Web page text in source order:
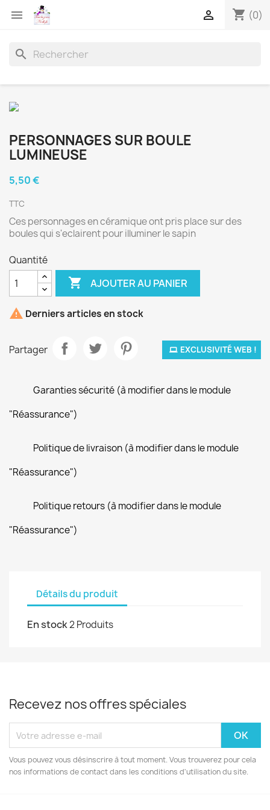
 shopping_cart (0)

search
EXCLUSIVITÉ WEB !
PERSONNAGES SUR BOULE
LUMINEUSE
5,50 €
TTC
Ces personnages en céramique ont pris place sur des
boules qui s'eclairent pour illuminer le sapin
Quantité
 AJOUTER AU PANIER
 Derniers articles en stock
Partager
Garanties sécurité (à modifier dans le module
"Réassurance")
Politique de livraison (à modifier dans le module
"Réassurance")
Politique retours (à modifier dans le module
"Réassurance")
Détails du produit
En stock2 Produits
Recevez nos offres spéciales
Vous pouvez vous désinscrire à tout moment. Vous trouverez pour cela
nos informations de contact dans les conditions d'utilisation du site.